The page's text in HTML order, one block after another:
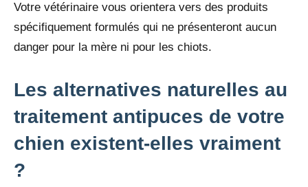
Votre vétérinaire vous orientera vers des produits
spécifiquement formulés qui ne présenteront aucun
danger pour la mère ni pour les chiots.
Les alternatives naturelles au
traitement antipuces de votre
chien existent-elles vraiment
?